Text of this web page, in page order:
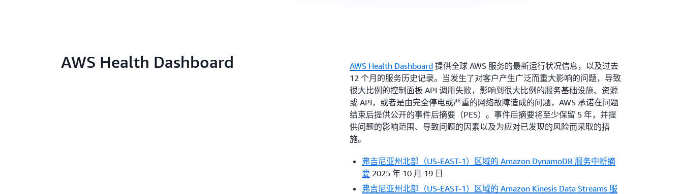
AWS Health Dashboard AWS Health Dashboard 提供全球 AWS 服务的最新运行状况信息，以及过去
12 个月的服务历史记录。当发生了对客户产生广泛而重大影响的问题，导致
很大比例的控制面板 API 调用失败，影响到很大比例的服务基础设施、资源
或 API，或者是由完全停电或严重的网络故障造成的问题，AWS 承诺在问题
结束后提供公开的事件后摘要（PES）。事件后摘要将至少保留 5 年，并提
供问题的影响范围、导致问题的因素以及为应对已发现的风险而采取的措
施。
弗吉尼亚州北部（US-EAST-1）区域的 Amazon DynamoDB 服务中断摘
要 2025 年 10 月 19 日
弗吉尼亚州北部（US-EAST-1）区域的 Amazon Kinesis Data Streams 服